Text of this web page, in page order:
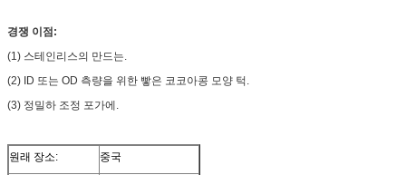
경쟁 이점:
(1) 스테인리스의 만드는.
(2) ID 또는 OD 측량을 위한 빻은 코코아콩 모양 턱.
(3) 정밀하 조정 포가에.
원래 장소: 중국